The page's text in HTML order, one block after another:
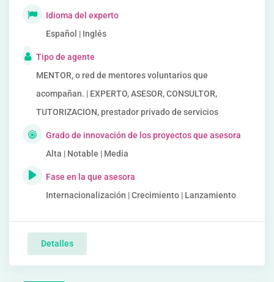
Idioma del experto
Español | Inglés
Tipo de agente
MENTOR, o red de mentores voluntarios que
acompañan. | EXPERTO, ASESOR, CONSULTOR,
TUTORIZACION, prestador privado de servicios
Grado de innovación de los proyectos que asesora
Alta | Notable | Media
Fase en la que asesora
Internacionalización | Crecimiento | Lanzamiento
Detalles